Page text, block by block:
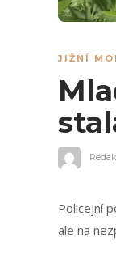
JIŽNÍ
Policejní
ale na